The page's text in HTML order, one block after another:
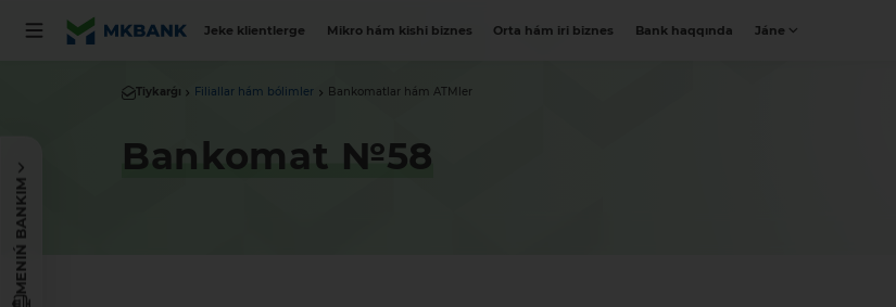
Jeke klientlerge Mikro hám kishi biznes Orta hám iri biznes Bank haqqında Jáne
MENIŃ BANKIM
Tiykarǵı Filiallar hám bólimler Bankomatlar hám ATMler
Bankomat №58